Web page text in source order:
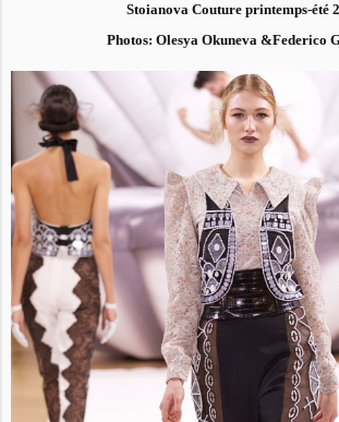
Stoianova Couture printemps-été
Photos: Olesya Okuneva &Federico